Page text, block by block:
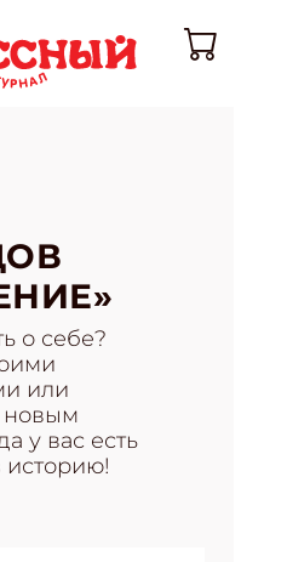
о себе?
или
новым
у вас есть
историю!